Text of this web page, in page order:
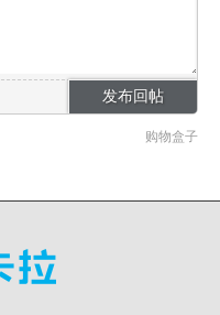
购物盒子